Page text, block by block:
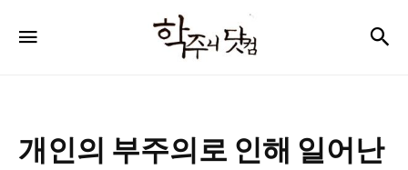
주
컴
개인의 부주의로 인해 일어난